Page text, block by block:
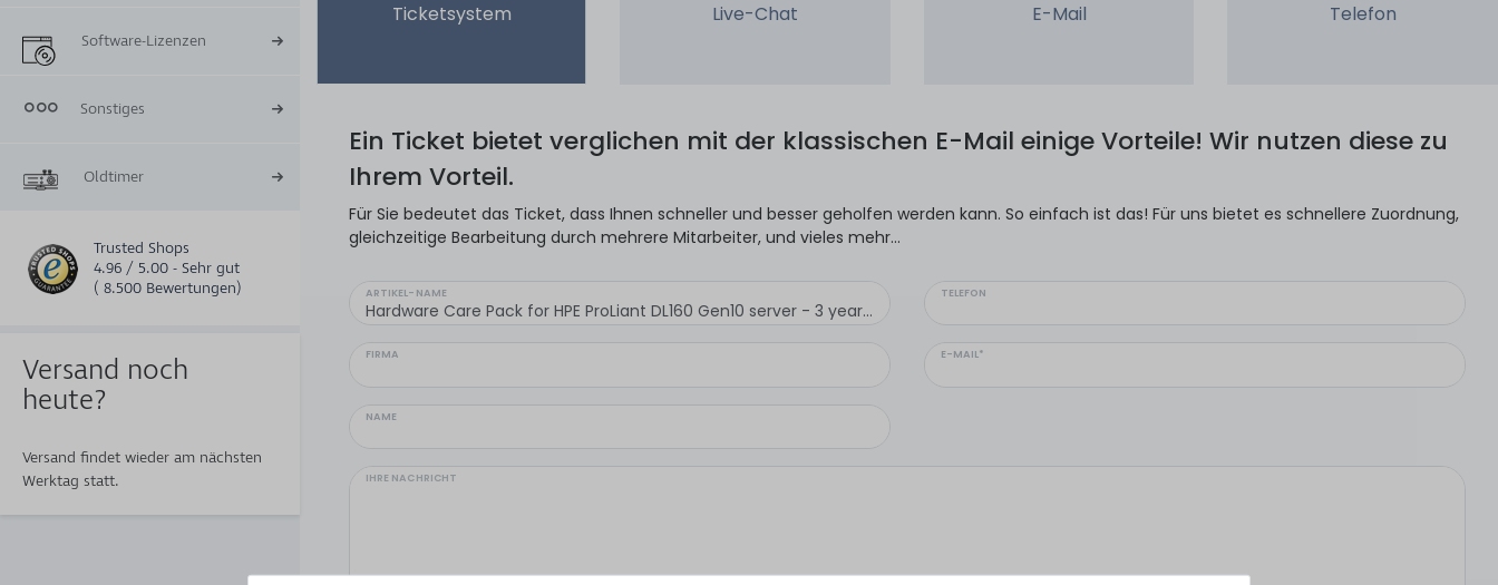
Software-Lizenzen
Sonstiges
Oldtimer
Trusted Shops
4.96 / 5.00 - Sehr gut
( 8.500 Bewertungen)
Versand noch
heute?
Versand findet wieder am nächsten
Werktag statt.
Ticketsystem Live-Chat E-Mail Telefon
Ein Ticket bietet verglichen mit der klassischen E-Mail einige Vorteile! Wir nutzen diese zu
Ihrem Vorteil.
Für Sie bedeutet das Ticket, dass Ihnen schneller und besser geholfen werden kann. So einfach ist das! Für uns bietet es schnellere Zuordnung,
gleichzeitige Bearbeitung durch mehrere Mitarbeiter, und vieles mehr...
ARTIKEL-NAME
FIRMA
NAME
TELEFON
E-MAIL*
IHRE NACHRICHT